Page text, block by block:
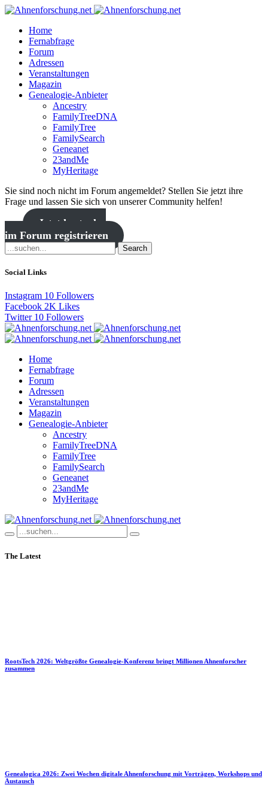
Home
Fernabfrage
Forum
Adressen
Veranstaltungen
Magazin
Genealogie-Anbieter
Ancestry
FamilyTreeDNA
FamilyTree
FamilySearch
Geneanet
23andMe
MyHeritage
Sie sind noch nicht im Forum angemeldet? Stellen Sie jetzt ihre
Frage und lassen Sie sich von unserer Community helfen!
Jetzt kostenlos
im Forum registrieren
Search
Social Links
Instagram 10 Followers
Facebook 2K Likes
Twitter 10 Followers
Home
Fernabfrage
Forum
Adressen
Veranstaltungen
Magazin
Genealogie-Anbieter
Ancestry
FamilyTreeDNA
FamilyTree
FamilySearch
Geneanet
23andMe
MyHeritage
The Latest
RootsTech 2026: Weltgrößte Genealogie-Konferenz bringt Millionen Ahnenforscher
zusammen
Genealogica 2026: Zwei Wochen digitale Ahnenforschung mit Vorträgen, Workshops und
Austausch